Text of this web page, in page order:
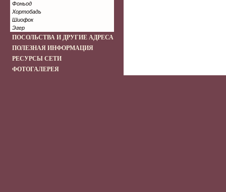
Фоньод
Хортобадь
Шиофок
Эгер
ПОСОЛЬСТВА И ДРУГИЕ АДРЕСА
ПОЛЕЗНАЯ ИНФОРМАЦИЯ
РЕСУРСЫ СЕТИ
ФОТОГАЛЕРЕЯ